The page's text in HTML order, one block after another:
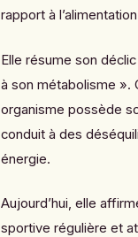
rapport à
Elle résume son
à son métabolisme ».
organisme possède
conduit à des
énergie.
Aujourd’hui, elle
sportive régulière et